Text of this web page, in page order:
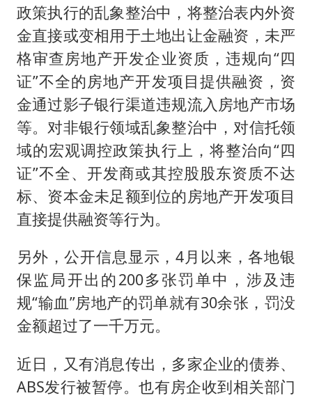
政策执行的乱象整治中，将整治表内外资
金直接或变相用于土地出让金融资，未严
格审查房地产开发企业资质，违规向“四
证”不全的房地产开发项目提供融资，资
金通过影子银行渠道违规流入房地产市场
等。对非银行领域乱象整治中，对信托领
域的宏观调控政策执行上，将整治向“四
证”不全、开发商或其控股股东资质不达
标、资本金未足额到位的房地产开发项目
直接提供融资等行为。
另外，公开信息显示，4月以来，各地银
保监局开出的200多张罚单中，涉及违
规“输血”房地产的罚单就有30余张，罚没
金额超过了一千万元。
近日，又有消息传出，多家企业的债券、
ABS发行被暂停。也有房企收到相关部门